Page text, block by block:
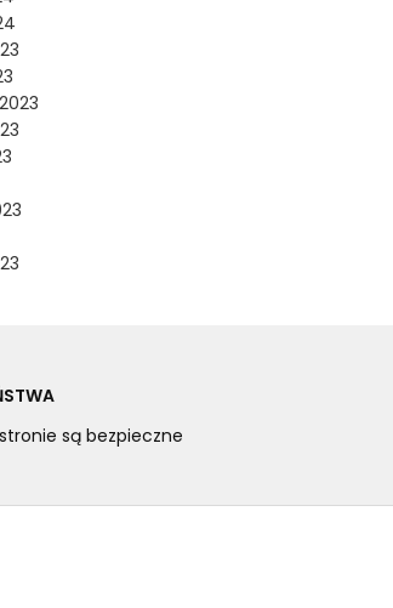
są bezpieczne